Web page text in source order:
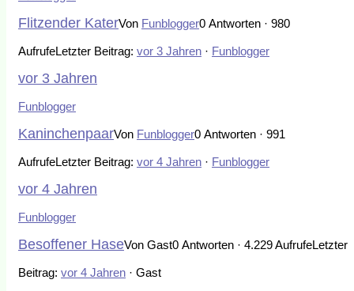
Flitzender KaterVon Funblogger0 Antworten · 980
AufrufeLetzter Beitrag: vor 3 Jahren · Funblogger
vor 3 Jahren
Funblogger
KaninchenpaarVon Funblogger0 Antworten · 991
AufrufeLetzter Beitrag: vor 4 Jahren · Funblogger
vor 4 Jahren
Funblogger
Besoffener HaseVon Gast0 Antworten · 4.229 AufrufeLetzter
Beitrag: vor 4 Jahren · Gast